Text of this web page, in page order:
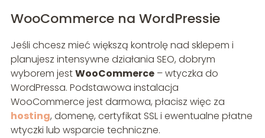
WooCommerce na WordPressie
Jeśli chcesz mieć większą kontrolę nad sklepem i
planujesz intensywne działania SEO, dobrym
wyborem jestWooCommerce– wtyczka do
WordPressa. Podstawowa instalacja
WooCommerce jest darmowa, płacisz więc za
hosting, domenę, certyfikat SSL i ewentualne płatne
wtyczki lub wsparcie techniczne.